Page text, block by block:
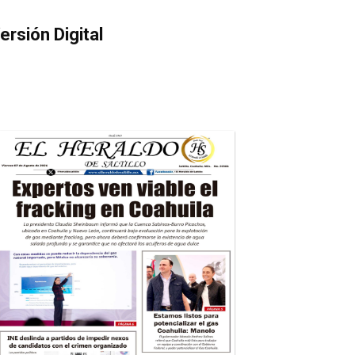
Digital